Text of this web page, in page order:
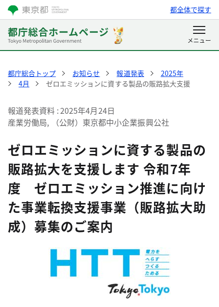
都全体で探す
都庁総合トップ お知らせ 報道発表
2025年
4月
ゼロエミッションに資する製品の販路拡大支援
報道発表資料 2025年4月24日
産業労働局, （公財）東京都中小企業振興公社
ゼロエミッションに資する製品の
販路拡大を支援します 令和7年
度 ゼロエミッション推進に向け
た事業転換支援事業（販路拡大助
成）募集のご案内